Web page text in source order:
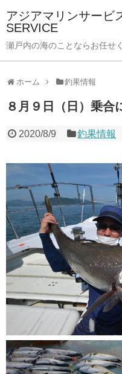
アジアマリンサー
SERVICE
瀬戸内の海のことならお任せ
ホーム 釣果情報
８月９日（日）乗合
2020/8/9 釣果情報